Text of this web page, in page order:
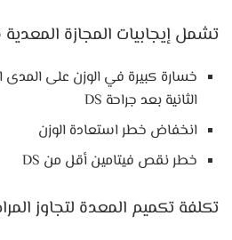
تشمل إيجابيات المجازة
خسارة كبيرة في الوزن على المدى
الثانية بعد جراحة DS
انخفاض خطر استعادة الوزن
خطر نقص فيتامين أقل من DS
تكلفة تكميم المعدة لتجاوز